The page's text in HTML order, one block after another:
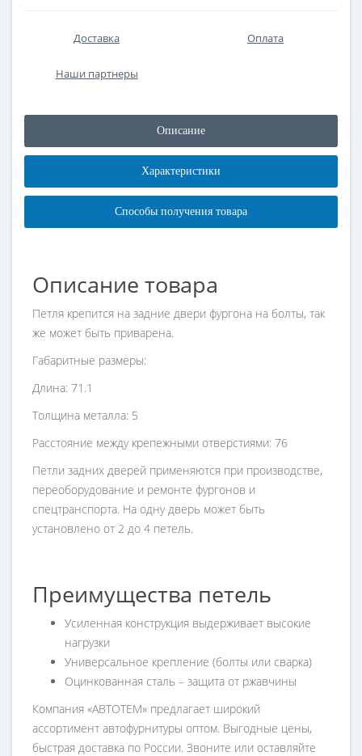
Доставка Оплата
Наши партнеры
Описание
Характеристики
Способы получения товара
Описание товара
Петля крепится на задние двери фургона на болты, так
же может быть приварена.
Габаритные размеры:
Длина: 71.1
Толщина металла: 5
Расстояние между крепежными отверстиями: 76
Петли задних дверей применяются при производстве,
переоборудование и ремонте фургонов и
спецтранспорта. На одну дверь может быть
установлено от 2 до 4 петель.
Преимущества петель
Усиленная конструкция выдерживает высокие
нагрузки
Универсальное крепление (болты или сварка)
Оцинкованная сталь – защита от ржавчины
Компания «АВТОТЕМ» предлагает широкий
ассортимент автофурнитуры оптом. Выгодные цены,
быстрая доставка по России. Звоните или оставляйте